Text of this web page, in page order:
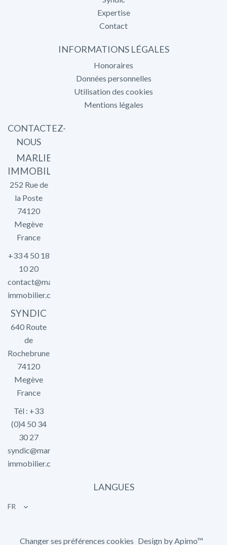
Expertise
Contact
INFORMATIONS LÉGALES
Honoraires
Données personnelles
Utilisation des cookies
Mentions légales
CONTACTEZ-
NOUS
MARLIER
IMMOBILIER
252 Rue de
la Poste
74120
Megève
France
+33 4 50 18
10 20
contact@marlier-
immobilier.com
SYNDIC
640 Route
de
Rochebrune
74120
Megève
France
Tél : +33
(0)4 50 34
30 27
syndic@marlier-
immobilier.com
LANGUES
FR
Changer ses préférences cookies Design byApimo™